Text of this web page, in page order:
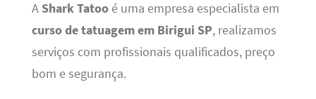
A Shark Tatooé uma empresa especialista em
curso de tatuagem em Birigui SP, realizamos
serviços com profissionais qualificados, preço
bom e segurança.